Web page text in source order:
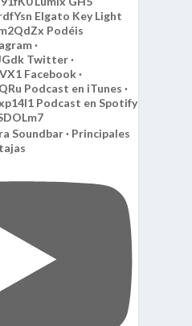
Soundbar · Principales